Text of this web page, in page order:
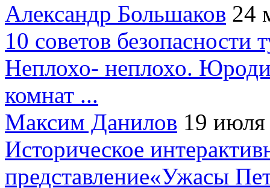
Александр Большаков 24
10 советов безопасности
Неплохо- неплохо.
комнат ...
Максим Данилов 19
Историческое
представление«Ужасы